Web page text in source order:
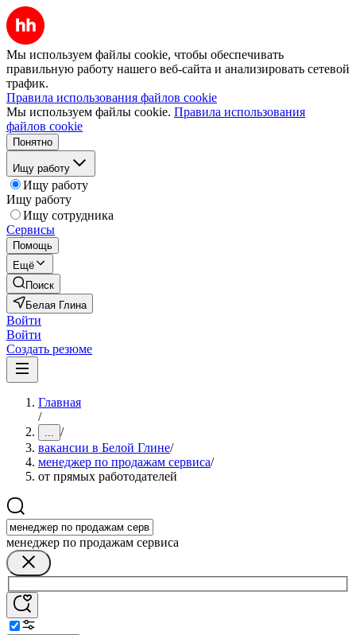
Мы используем файлы cookie, чтобы обеспечивать
правильную работу нашего веб-сайта и анализировать сетевой
трафик.
Правила использования файлов cookie
Мы используем файлы cookie. Правила использования
файлов cookie
Понятно
Ищу работу
Ищу работу
Ищу работу
Ищу сотрудника
Сервисы
Помощь
Ещё
Поиск
Белая Глина
Войти
Войти
Создать резюме
Главная
/
... /
вакансии в Белой Глине/
менеджер по продажам сервиса/
от прямых работодателей
менеджер по продажам сервиса